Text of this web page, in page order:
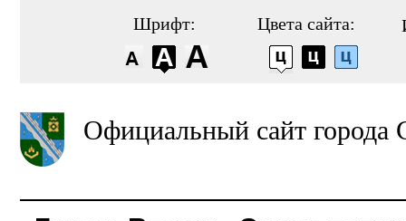
Шрифт: Цвета сайта:
Официальный сайт города